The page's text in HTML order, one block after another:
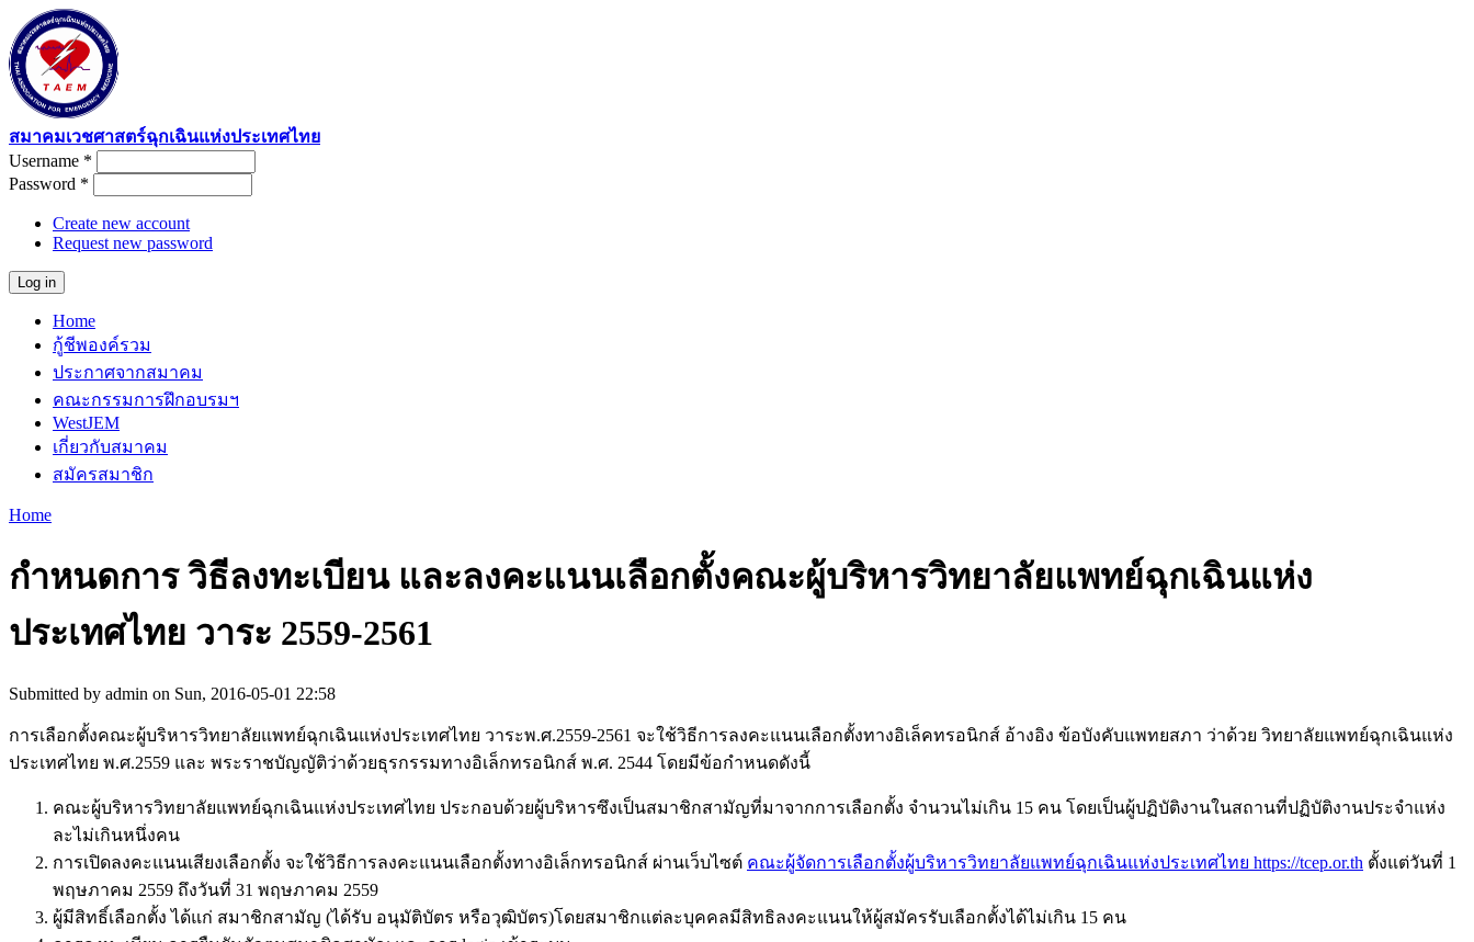
Skip to main content
สมาคมเวชศาสตร์ฉุกเฉินแห่งประเทศไทย
User login
Username *
Password *
Create new account
Request new password
Main menu
Home
กู้ชีพองค์รวม
ประกาศจากสมาคม
คณะกรรมการฝึกอบรมฯ
WestJEM
เกี่ยวกับสมาคม
สมัครสมาชิก
Home
กำหนดการ วิธีลงทะเบียน และลงคะแนนเลือกตั้งคณะผู้บริหารวิทยาลัยแพทย์ฉุกเฉินแห่ง
ประเทศไทย วาระ 2559-2561
Submitted by admin on Sun, 2016-05-01 22:58
การเลือกตั้งคณะผู้บริหารวิทยาลัยแพทย์ฉุกเฉินแห่งประเทศไทย วาระพ.ศ.2559-2561 จะใช้วิธีการลงคะแนนเลือกตั้งทางอิเล็คทรอนิกส์ อ้างอิง ข้อบังคับแพทยสภา ว่าด้วย วิทยาลัยแพทย์ฉุกเฉินแห่ง
ประเทศไทย พ.ศ.2559 และ พระราชบัญญัติว่าด้วยธุรกรรมทางอิเล็กทรอนิกส์ พ.ศ. 2544 โดยมีข้อกำหนดดังนี้
คณะผู้บริหารวิทยาลัยแพทย์ฉุกเฉินแห่งประเทศไทย ประกอบด้วยผู้บริหารซึงเป็นสมาชิกสามัญที่มาจากการเลือกตั้ง จำนวนไม่เกิน 15 คน โดยเป็นผู้ปฏิบัติงานในสถานที่ปฏิบัติงานประจำแห่ง
ละไม่เกินหนึ่งคน
การเปิดลงคะแนนเสียงเลือกตั้ง จะใช้วิธีการลงคะแนนเลือกตั้งทางอิเล็กทรอนิกส์ ผ่านเว็บไซต์ คณะผู้จัดการเลือกตั้งผู้บริหารวิทยาลัยแพทย์ฉุกเฉินแห่งประเทศไทย https://tcep.or.th ตั้งแต่วันที่ 1
พฤษภาคม 2559 ถึงวันที่ 31 พฤษภาคม 2559
ผู้มีสิทธิ์เลือกตั้ง ได้แก่ สมาชิกสามัญ (ได้รับ อนุมัติบัตร หรือวุฒิบัตร)โดยสมาชิกแต่ละบุคคลมีสิทธิลงคะแนนให้ผู้สมัครรับเลือกตั้งได้ไม่เกิน 15 คน